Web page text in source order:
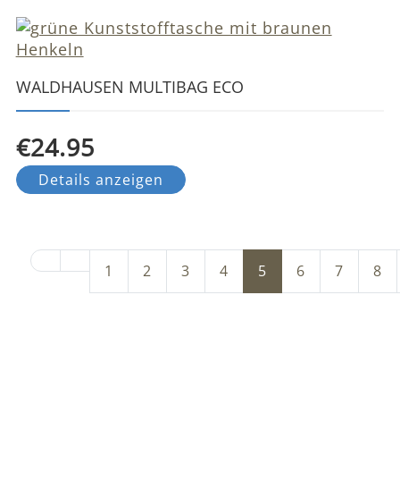
WALDHAUSEN MULTIBAG ECO
€24.95
Details anzeigen
1 2 3 4 5 6 7 8